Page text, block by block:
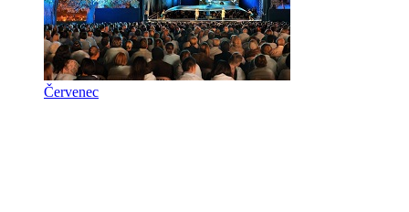
Červenec